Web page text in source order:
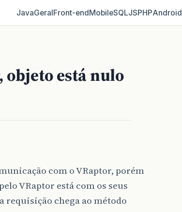
JavaGeralFront‑endMobileSQLJSPHPAndroid
objeto está nulo
com o VRaptor, porém
VRaptor está com os seus
chega ao método